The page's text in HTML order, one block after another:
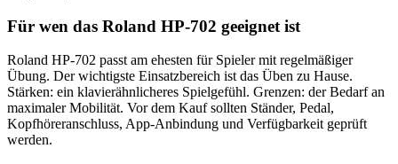
Für wen das Roland HP-702 geeignet ist
Roland HP-702 passt am ehesten für Spieler mit regelmäßiger
Übung. Der wichtigste Einsatzbereich ist das Üben zu Hause.
Stärken: ein klavierähnlicheres Spielgefühl. Grenzen: der Bedarf an
maximaler Mobilität. Vor dem Kauf sollten Ständer, Pedal,
Kopfhöreranschluss, App-Anbindung und Verfügbarkeit geprüft
werden.